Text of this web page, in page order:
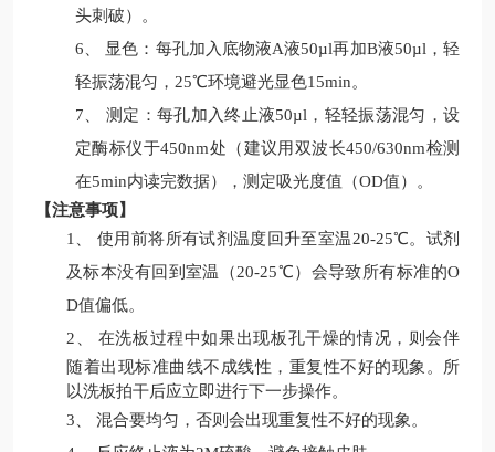
头刺破）。
6、
显色：每孔加入底物液A液50µl再加B液50µl ，轻
轻振荡混匀， 25℃环境避光显色15min。
7、 测定：每孔加入终止液50µl ，轻轻振荡混匀，设
定酶标仪于450nm处（建议用双波长450/630nm检测
在5min内读完数据），测定吸光度值（OD值）。
【注意事项】
1、使用前将所有试剂温度回升至室温20-25℃。试剂
及标本没有回到室温（20-25℃）会导致所有标准的O
D值偏低。
2、 在洗板过程中如果出现板孔干燥的情况，则会伴
随着出现标准曲线不成线性，重复性不好的现象。所
以洗板拍干后应立即进行下一步操作。
3、 混合要均匀，否则会出现重复性不好的现象。